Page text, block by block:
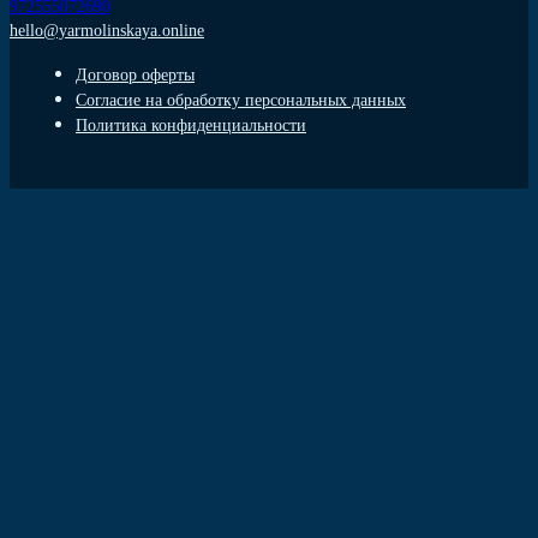
972555072690
hello@yarmolinskaya.online
Договор оферты
Согласие на обработку персональных данных
Политика конфиденциальности